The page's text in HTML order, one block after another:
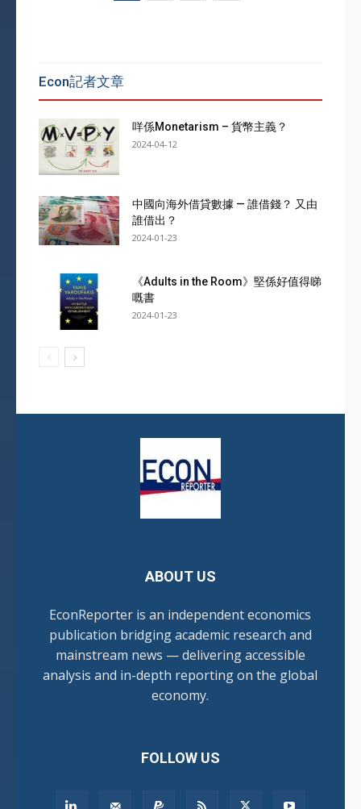
Econ記者文章
咩係Monetarism – 貨幣主義？
2024-04-12
中國向海外借貸數據 — 誰借錢？ 又由
誰借出？
2024-01-23
《Adults in the Room》堅係好值得睇
嘅書
2024-01-23
ABOUT US
EconReporter is an independent economics
publication bridging academic research and
mainstream news — delivering accessible
analysis and in-depth reporting on the global
economy.
FOLLOW US